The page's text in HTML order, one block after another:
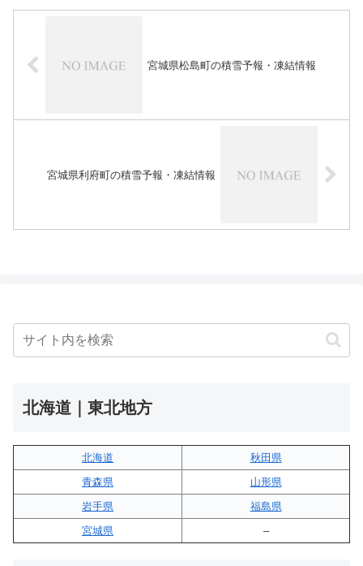
宮城県松島町の積雪予報・凍結情報
宮城県利府町の積雪予報・凍結情報
北海道｜東北地方
北海道
秋田県
青森県
山形県
岩手県
福島県
宮城県
–